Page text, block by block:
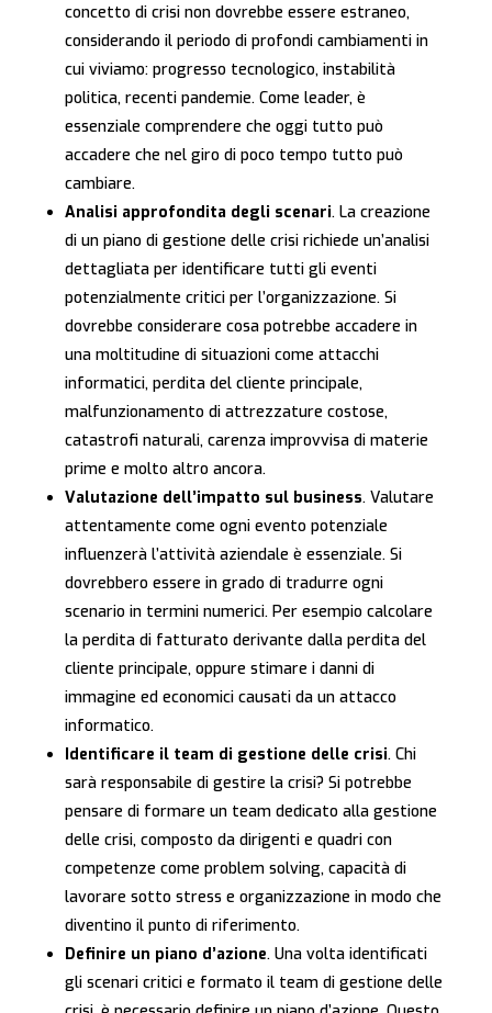
concetto di crisi non dovrebbe essere estraneo,
considerando il periodo di profondi cambiamenti in
cui viviamo: progresso tecnologico, instabilità
politica, recenti pandemie. Come leader, è
essenziale comprendere che oggi tutto può
accadere che nel giro di poco tempo tutto può
cambiare.
Analisi approfondita degli scenari. La creazione
di un piano di gestione delle crisi richiede un’analisi
dettagliata per identificare tutti gli eventi
potenzialmente critici per l’organizzazione. Si
dovrebbe considerare cosa potrebbe accadere in
una moltitudine di situazioni come attacchi
informatici, perdita del cliente principale,
malfunzionamento di attrezzature costose,
catastrofi naturali, carenza improvvisa di materie
prime e molto altro ancora.
Valutazione dell’impatto sul business. Valutare
attentamente come ogni evento potenziale
influenzerà l’attività aziendale è essenziale. Si
dovrebbero essere in grado di tradurre ogni
scenario in termini numerici. Per esempio calcolare
la perdita di fatturato derivante dalla perdita del
cliente principale, oppure stimare i danni di
immagine ed economici causati da un attacco
informatico.
Identificare il team di gestione delle crisi. Chi
sarà responsabile di gestire la crisi? Si potrebbe
pensare di formare un team dedicato alla gestione
delle crisi, composto da dirigenti e quadri con
competenze come problem solving, capacità di
lavorare sotto stress e organizzazione in modo che
diventino il punto di riferimento.
Definire un piano d’azione. Una volta identificati
gli scenari critici e formato il team di gestione delle